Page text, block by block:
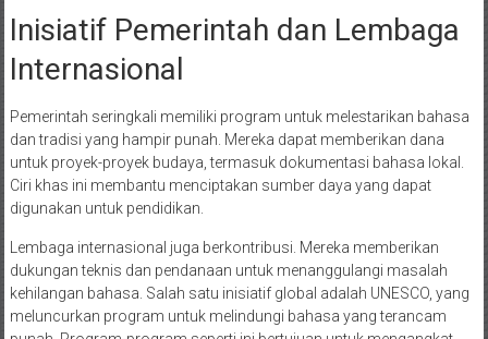
Inisiatif Pemerintah dan Lembaga
Internasional
Pemerintah seringkali memiliki program untuk melestarikan bahasa
dan tradisi yang hampir punah. Mereka dapat memberikan dana
untuk proyek-proyek budaya, termasuk dokumentasi bahasa lokal.
Ciri khas ini membantu menciptakan sumber daya yang dapat
digunakan untuk pendidikan.
Lembaga internasional juga berkontribusi. Mereka memberikan
dukungan teknis dan pendanaan untuk menanggulangi masalah
kehilangan bahasa. Salah satu inisiatif global adalah UNESCO, yang
meluncurkan program untuk melindungi bahasa yang terancam